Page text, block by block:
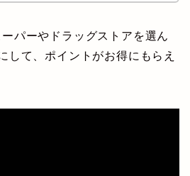
パーやドラッグストアを選ん
して、ポイントがお得にもらえ